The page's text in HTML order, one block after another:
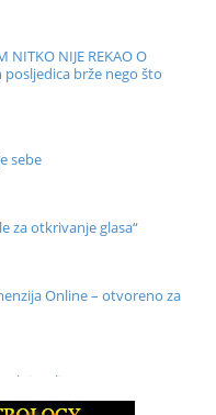
NIJE REKAO O
brže nego što
sebe
za otkrivanje glasa“
Online – otvoreno za
i Online